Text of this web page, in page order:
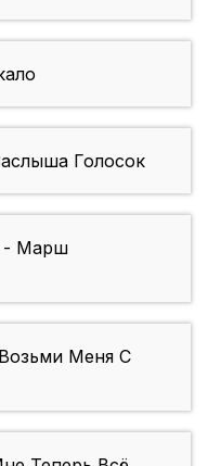
Голосок
Марш
Меня С